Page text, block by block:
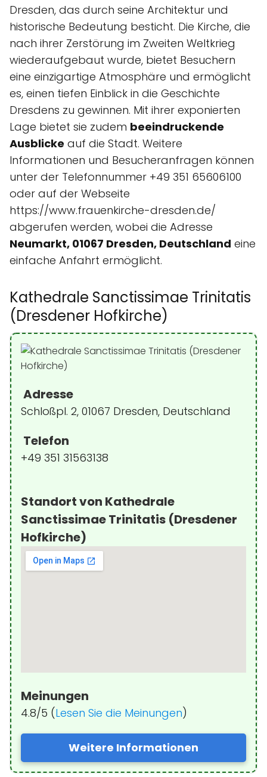
Dresden, das durch seine Architektur und
historische Bedeutung besticht. Die Kirche, die
nach ihrer Zerstörung im Zweiten Weltkrieg
wiederaufgebaut wurde, bietet Besuchern
eine einzigartige Atmosphäre und ermöglicht
es, einen tiefen Einblick in die Geschichte
Dresdens zu gewinnen. Mit ihrer exponierten
Lage bietet sie zudem beeindruckende
Ausblicke auf die Stadt. Weitere
Informationen und Besucheranfragen können
unter der Telefonnummer +49 351 65606100
oder auf der Webseite
https://www.frauenkirche-dresden.de/
abgerufen werden, wobei die Adresse
Neumarkt, 01067 Dresden, Deutschland eine
einfache Anfahrt ermöglicht.
Kathedrale Sanctissimae Trinitatis
(Dresdener Hofkirche)
Adresse
Schloßpl. 2, 01067 Dresden, Deutschland
Telefon
+49 351 31563138
Standort von Kathedrale
Sanctissimae Trinitatis (Dresdener
Hofkirche)
Meinungen
4.8/5 (Lesen Sie die Meinungen)
Weitere Informationen